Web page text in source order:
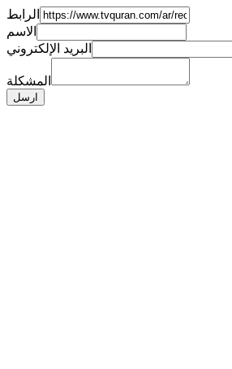
الرابط
الاسم
البريد الإلكتروني
المشكلة
ارسل